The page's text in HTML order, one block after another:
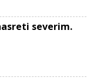
severim.